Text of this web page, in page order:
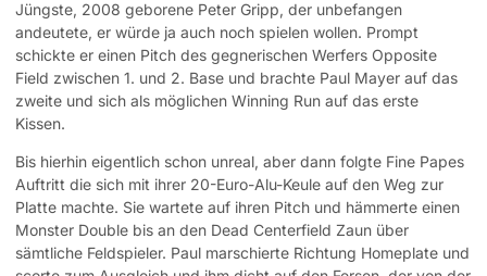
Jüngste, 2008 geborene Peter Gripp, der unbefangen
andeutete, er würde ja auch noch spielen wollen. Prompt
schickte er einen Pitch des gegnerischen Werfers Opposite
Field zwischen 1. und 2. Base und brachte Paul Mayer auf das
zweite und sich als möglichen Winning Run auf das erste
Kissen.
Bis hierhin eigentlich schon unreal, aber dann folgte Fine Papes
Auftritt die sich mit ihrer 20-Euro-Alu-Keule auf den Weg zur
Platte machte. Sie wartete auf ihren Pitch und hämmerte einen
Monster Double bis an den Dead Centerfield Zaun über
sämtliche Feldspieler. Paul marschierte Richtung Homeplate und